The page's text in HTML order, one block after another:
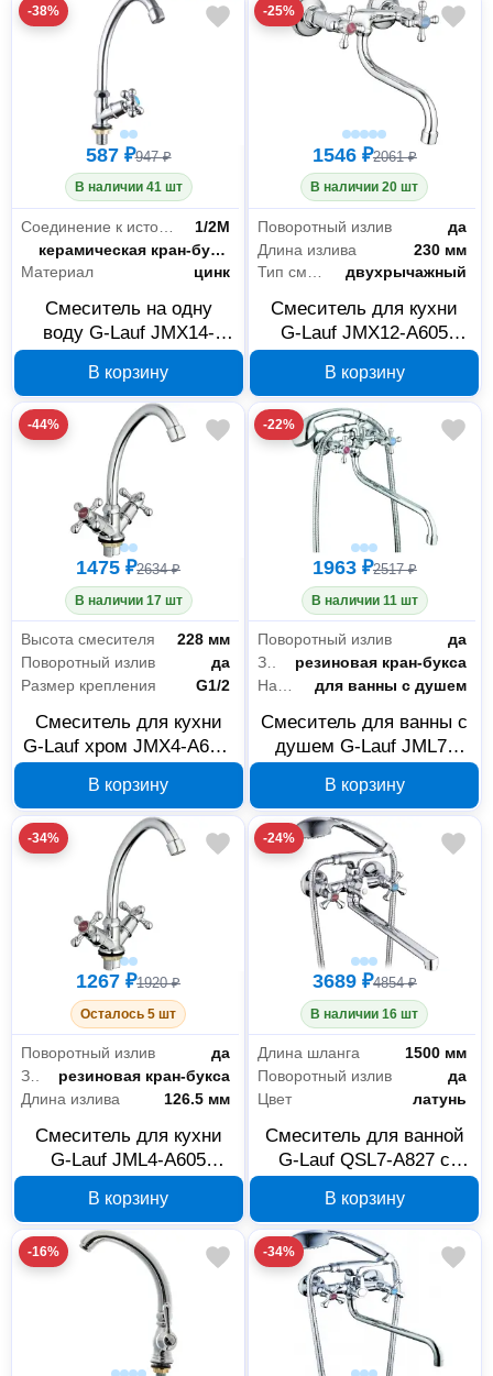
-38%
587 ₽947 ₽
В наличии 41 шт
1/2M
Запорный клапан
керамическая кран-букса
Материал
цинк
Смеситель на одну
воду G-Lauf JMX14-
В корзину
-25%
1546 ₽2061 ₽
В наличии 20 шт
Поворотный излив
да
Длина излива
230 мм
Тип смесителя
двухрычажный
Смеситель для кухни
G-Lauf JMX12-A605
двухрычажный
В корзину
-44%
1475 ₽2634 ₽
В наличии 17 шт
Высота смесителя
228 мм
Поворотный излив
да
Размер крепления
G1/2
Смеситель для кухни
G-Lauf хром JMX4-A605,
В корзину
-22%
1963 ₽2517 ₽
В наличии 11 шт
Поворотный излив
да
Запорный клапан
резиновая кран-букса
для ванны с душем
Смеситель для ванны с
душем G-Lauf JML7-
длинным поворотным
изливом 310 мм, хром
В корзину
-34%
1267 ₽1920 ₽
Осталось 5 шт
Поворотный излив
да
резиновая кран-букса
Длина излива
126.5 мм
Смеситель для кухни
G-Lauf JML4-A605
В корзину
-24%
3689 ₽4854 ₽
В наличии 16 шт
Длина шланга
1500 мм
Поворотный излив
да
Цвет
латунь
Смеситель для ванной
G-Lauf QSL7-A827 с
латунь
В корзину
-16% -34%